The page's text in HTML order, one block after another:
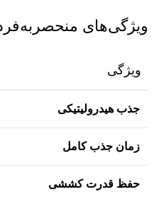
ویژگی‌های
ویژگی
جذب هیدرولیتیکی
زمان جذب کامل
حفظ قدرت کششی